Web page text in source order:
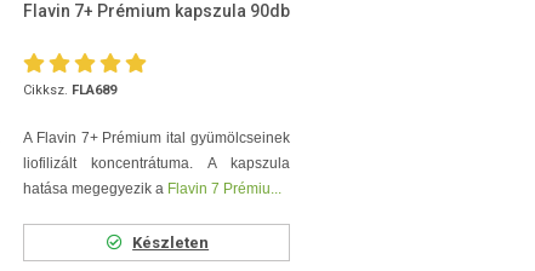
Flavin 7+ Prémium kapszula 90db
Cikksz. FLA689
A Flavin 7+ Prémium ital gyümölcseinek
liofilizált koncentrátuma. A kapszula
hatása megegyezik a Flavin 7 Prémiu...
Készleten